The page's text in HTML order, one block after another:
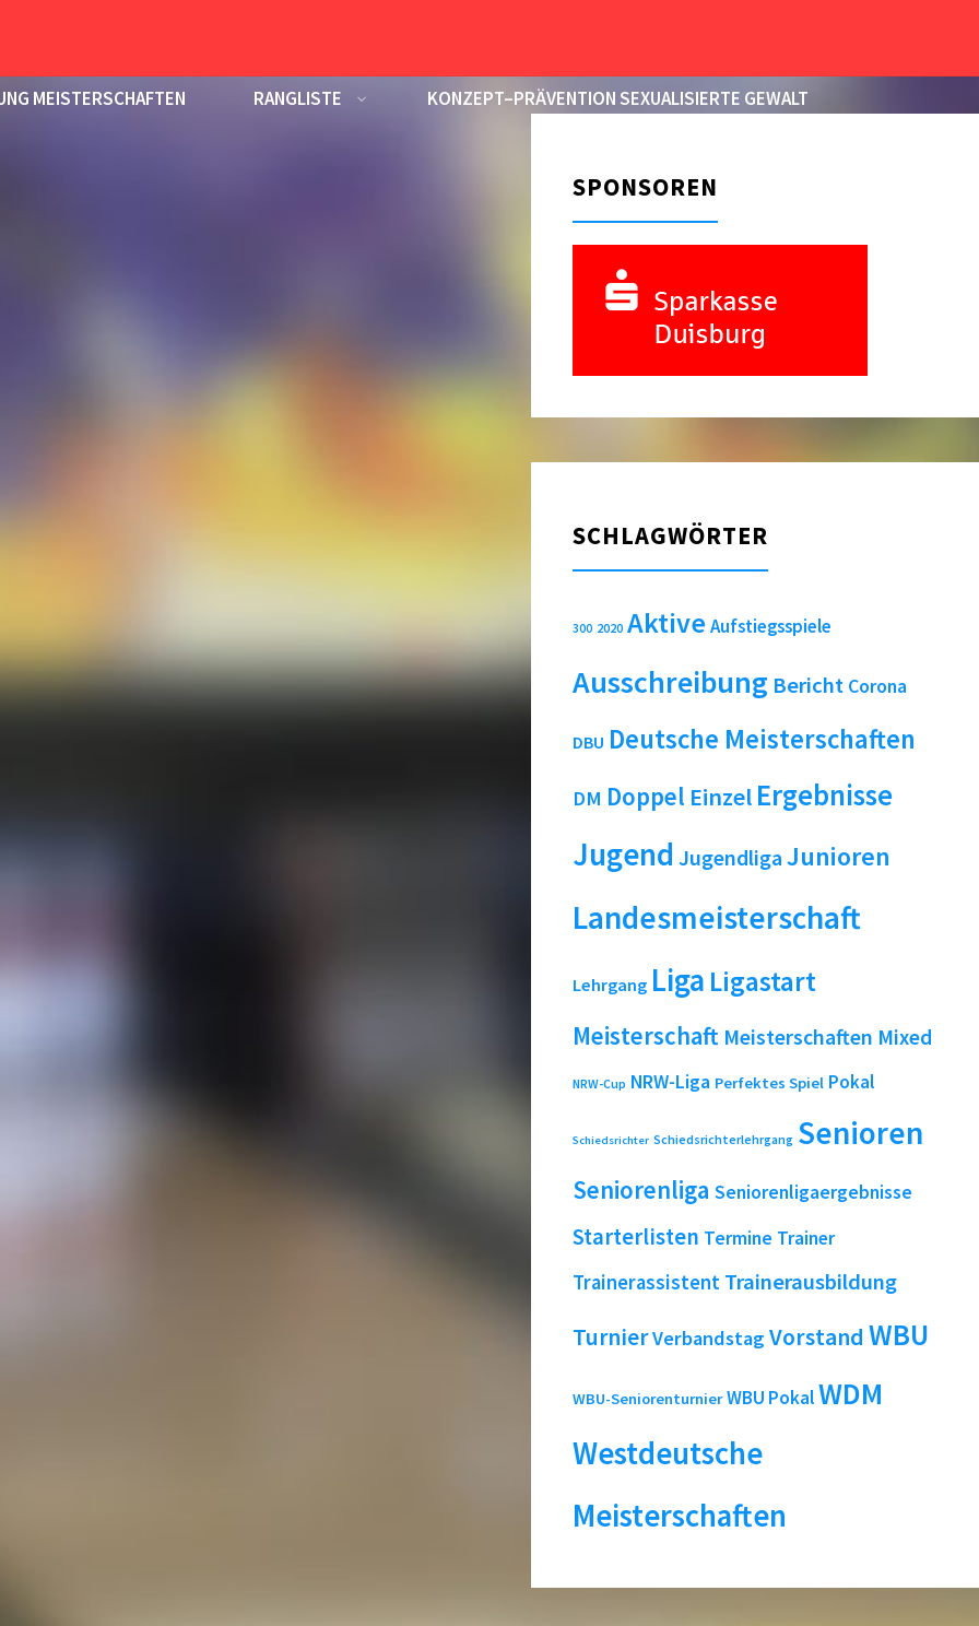
MEISTERSCHAFTEN RANGLISTE KONZEPT–PRÄVENTION SEXUALISIERTE GEWALT
31
SPONSOREN
SCHLAGWÖRTER
300 2020 Aktive Aufstiegsspiele
Ausschreibung Bericht Corona
DBU Deutsche Meisterschaften
DM Doppel Einzel Ergebnisse
Jugend Jugendliga Junioren
Landesmeisterschaft
Lehrgang Liga Ligastart
Meisterschaft Meisterschaften Mixed
NRW-Cup NRW-Liga Perfektes Spiel Pokal
Schiedsrichter Schiedsrichterlehrgang Senioren
Seniorenliga Seniorenligaergebnisse
Starterlisten Termine Trainer
Trainerassistent Trainerausbildung
TurnierVerbandstag Vorstand WBU
WBU-Seniorenturnier WBU PokalWDM
Westdeutsche
Meisterschaften